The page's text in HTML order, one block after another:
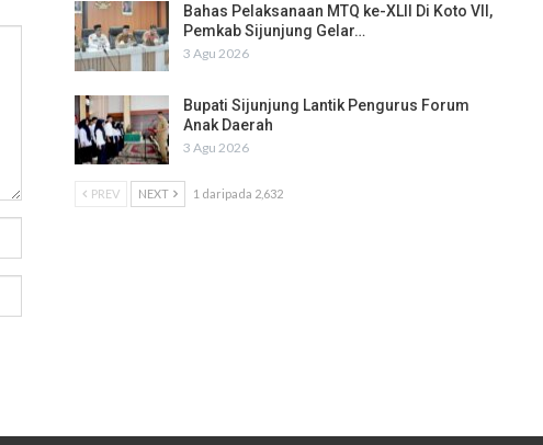
Bahas Pelaksanaan MTQ ke-XLII Di Koto VII,
Pemkab Sijunjung Gelar…
3 Agu 2026
Bupati Sijunjung Lantik Pengurus Forum
Anak Daerah
3 Agu 2026
PREV NEXT 1 daripada 2,632